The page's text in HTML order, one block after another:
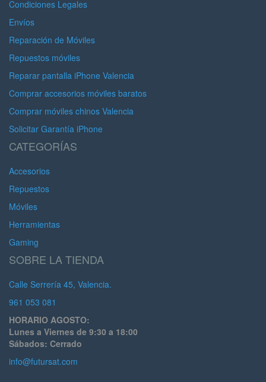
Condiciones Legales
Envíos
Reparación de Móviles
Repuestos móviles
Reparar pantalla iPhone Valencia
Comprar accesorios móviles baratos
Comprar móviles chinos Valencia
Solicitar Garantía iPhone
CATEGORÍAS
Accesorios
Repuestos
Móviles
Herramientas
Gaming
SOBRE LA TIENDA
Calle Serrería 45, Valencia.
961 053 081
HORARIO AGOSTO:
Lunes a Viernes de 9:30 a 18:00
Sábados: Cerrado
info@futursat.com